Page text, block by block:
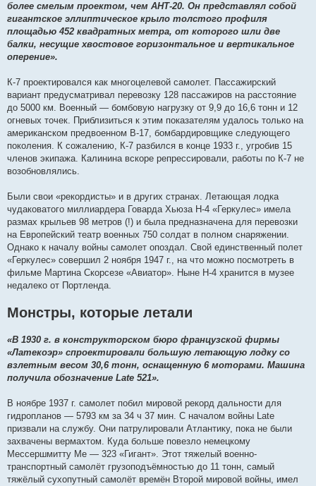
более смелым проектом, чем АНТ-20. Он представлял собой
гигантское эллиптическое крыло толстого профиля
площадью 452 квадратных метра, от которого шли две
балки, несущие хвостовое горизонтальное и вертикальное
оперение».
К-7 проектировался как многоцелевой самолет. Пассажирский
вариант предусматривал перевозку 128 пассажиров на расстояние
до 5000 км. Военный — бомбовую нагрузку от 9,9 до 16,6 тонн и 12
огневых точек. Приблизиться к этим показателям удалось только на
американском предвоенном В-17, бомбардировщике следующего
поколения. К сожалению, К-7 разбился в конце 1933 г., угробив 15
членов экипажа. Калинина вскоре репрессировали, работы по К-7 не
возобновлялись.
Были свои «рекордисты» и в других странах. Летающая лодка
чудаковатого миллиардера Говарда Хьюза H-4 «Геркулес» имела
размах крыльев 98 метров (!) и была предназначена для перевозки
на Европейский театр военных 750 солдат в полном снаряжении.
Однако к началу войны самолет опоздал. Свой единственный полет
«Геркулес» совершил 2 ноября 1947 г., на что можно посмотреть в
фильме Мартина Скорсезе «Авиатор». Ныне Н-4 хранится в музее
недалеко от Портленда.
Монстры, которые летали
«В 1930 г. в конструкторском бюро французской фирмы
«Латекоэр» спроектировали большую летающую лодку со
взлетным весом 30,6 тонн, оснащенную 6 моторами. Машина
получила обозначение Late 521».
В ноябре 1937 г. самолет побил мировой рекорд дальности для
гидропланов — 5793 км за 34 ч 37 мин. С началом войны Late
призвали на службу. Они патрулировали Атлантику, пока не были
захвачены вермахтом. Куда больше повезло немецкому
Мессершмитту Ме — 323 «Гигант». Этот тяжелый военно-
транспортный самолёт грузоподъёмностью до 11 тонн, самый
тяжёлый сухопутный самолёт времён Второй мировой войны, имел